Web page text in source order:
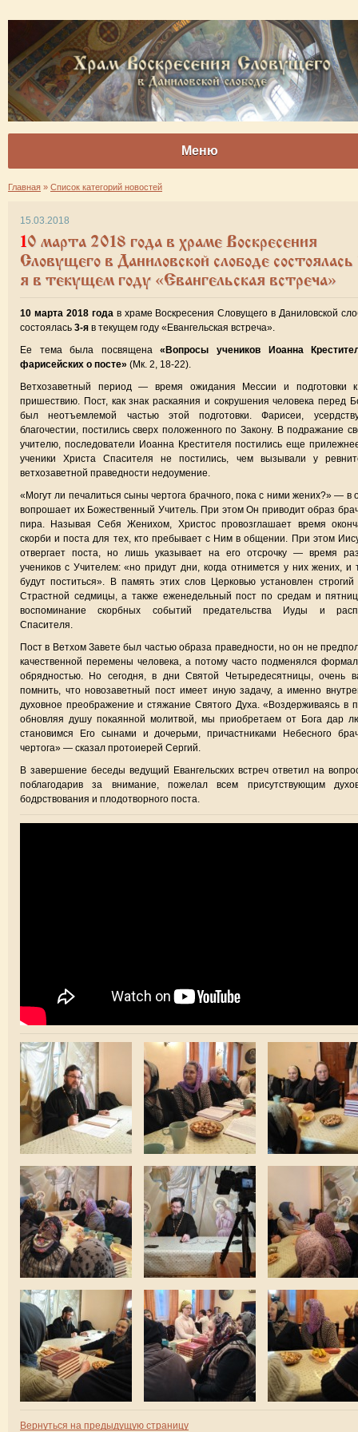
Меню
Главная » Список категорий новостей
15.03.2018
10 марта 2018 года в храме Воскресения
Словущего в Даниловской слободе
я в текущем году «Евангельская встреча»
10 марта 2018 года в храме Воскресения Словущего в Даниловской
состоялась 3-я в текущем году «Евангельская встреча».
Ее тема была посвящена«Вопросы учеников Иоанна
фарисейских о посте» (Мк. 2, 18-22).
Ветхозаветный период — время ожидания Мессии и подготовки
пришествию. Пост, как знак раскаяния и сокрушения человека перед
был неотъемлемой частью этой подготовки. Фарисеи,
благочестии, постились сверх положенного по Закону. В подражание
учителю, последователи Иоанна Крестителя постились еще
ученики Христа Спасителя не постились, чем вызывали у
ветхозаветной праведности недоумение.
«Могут ли печалиться сыны чертога брачного, пока с ними жених?» — в
вопрошает их Божественный Учитель. При этом Он приводит образ
пира. Называя Себя Женихом, Христос провозглашает время
скорби и поста для тех, кто пребывает с Ним в общении. При этом
отвергает поста, но лишь указывает на его отсрочку — время
учеников с Учителем: «но придут дни, когда отнимется у них жених, и
будут поститься». В память этих слов Церковью установлен строгий
Страстной седмицы, а также еженедельный пост по средам и
воспоминание скорбных событий предательства Иуды и
Спасителя.
Пост в Ветхом Завете был частью образа праведности, но он не
качественной перемены человека, а потому часто подменялся
обрядностью. Но сегодня, в дни Святой Четыредесятницы, очень
помнить, что новозаветный пост имеет иную задачу, а именно
духовное преображение и стяжание Святого Духа. «Воздерживаясь в
обновляя душу покаянной молитвой, мы приобретаем от Бога дар
становимся Его сынами и дочерьми, причастниками Небесного
чертога» — сказал протоиерей Сергий.
В завершение беседы ведущий Евангельских встреч ответил на
поблагодарив за внимание, пожелал всем присутствующим
бодрствования и плодотворного поста.
Вернуться на предыдущую страницу